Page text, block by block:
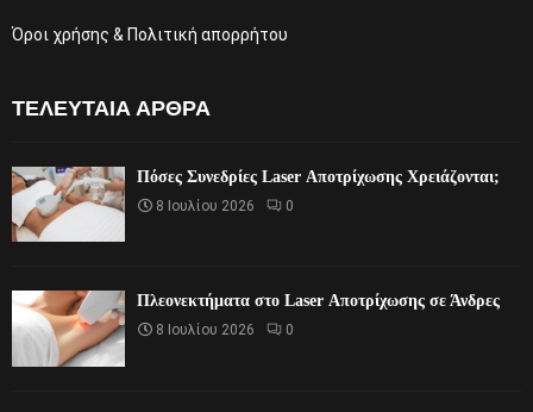
Όροι χρήσης & Πολιτική απορρήτου
ΤΕΛΕΥΤΑΊΑ ΆΡΘΡΑ
Πόσες Συνεδρίες Laser Αποτρίχωσης Χρειάζονται;
8 Ιουλίου 2026 0
Πλεονεκτήματα στο Laser Αποτρίχωσης σε Άνδρες
8 Ιουλίου 2026 0